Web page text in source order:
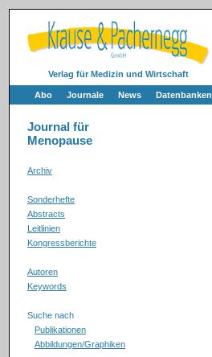
Verlag für Medizin und Wirtschaft
Abo Journale News Datenbanken
Journal für
Menopause
Archiv
Sonderhefte
Abstracts
Leitlinien
Kongressberichte
Autoren
Keywords
Suche nach
Publikationen
Abbildungen/Graphiken